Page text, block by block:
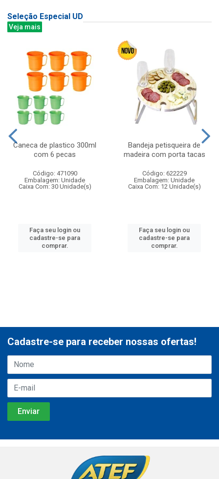
Seleção Especial UD
Veja mais
Caneca de plastico 300ml
com 6 pecas
Código: 471090
Embalagem: Unidade
Caixa Com: 30 Unidade(s)
Faça seu login ou
cadastre-se para
comprar.
Bandeja petisqueira de
madeira com porta tacas
Código: 622229
Embalagem: Unidade
Caixa Com: 12 Unidade(s)
Faça seu login ou
cadastre-se para
comprar.
Cadastre-se para receber nossas ofertas!